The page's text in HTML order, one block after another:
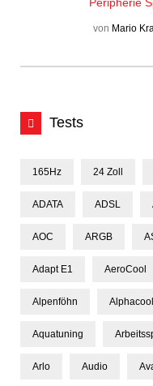
von Mario
Tests
165Hz 24 Zoll
ADATA ADSL
AOC ARGB
Adapt E1 AeroCool
Alpenföhn Alphacool
Aquatuning
Arlo Audio